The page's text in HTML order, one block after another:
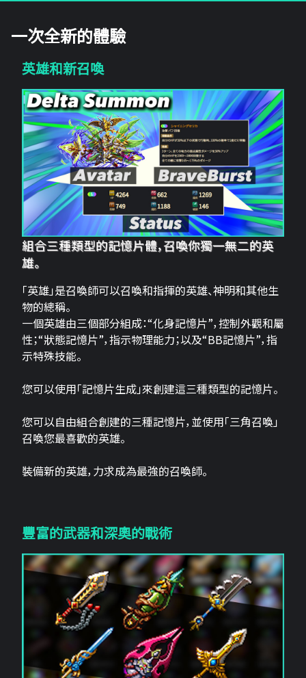
一次全新的體驗
英雄和新召喚
組合三種類型的記憶片體，召喚你獨一無二的英
雄。
「英雄」是召喚師可以召喚和指揮的英雄、神明和其他生
物的總稱。
一個英雄由三個部分組成：“化身記憶片”，控制外觀和屬
性；“狀態記憶片”，指示物理能力；以及“BB記憶片”，指
示特殊技能。
您可以使用「記憶片生成」來創建這三​​種類型的記憶片。
您可以自由組合創建的三種記憶片，並使用「三角召喚」
召喚您最喜歡的英雄。
裝備新的英雄，力求成為最強的召喚師。
豐富的武器和深奧的戰術